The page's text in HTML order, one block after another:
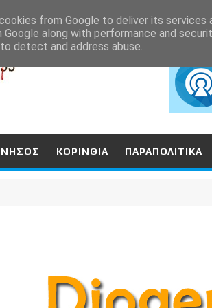
ΚΟΡΙΝΘΙΑ ΠΑΡΑΠΟΛΙΤΙΚΑ
from Google to deliver its services
Google along with performance and
detect and address abuse.